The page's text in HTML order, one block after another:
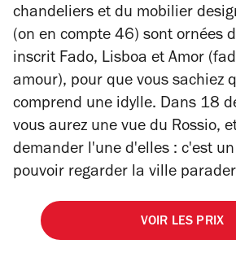
chandeliers et du mobilier
(on en compte 46) sont ornées
inscrit Fado, Lisboa et Amor
amour), pour que vous sachiez
comprend une idylle. Dans 18
vous aurez une vue du Rossio,
demander l'une d'elles : c'est
pouvoir regarder la ville
VOIR LES PRIX